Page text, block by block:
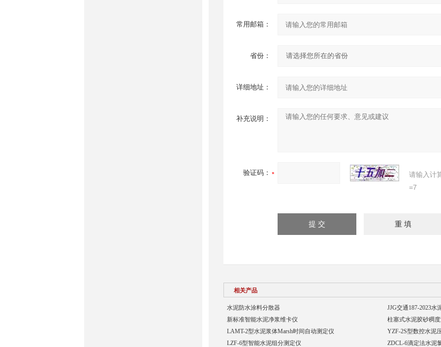
常用邮箱：
省份：
详细地址：
补充说明：
验证码：
请输入计
=7
相关产品
水泥防水涂料分散器
JJG交通187-2023
新标准智能水泥净浆维卡仪
柱塞式水泥胶砂稠
LAMT-2型水泥浆体Marsh时间自动测定仪
YZF-2S型数控水泥
LZF-6型智能水泥组分测定仪
ZDCL-6滴定法水泥